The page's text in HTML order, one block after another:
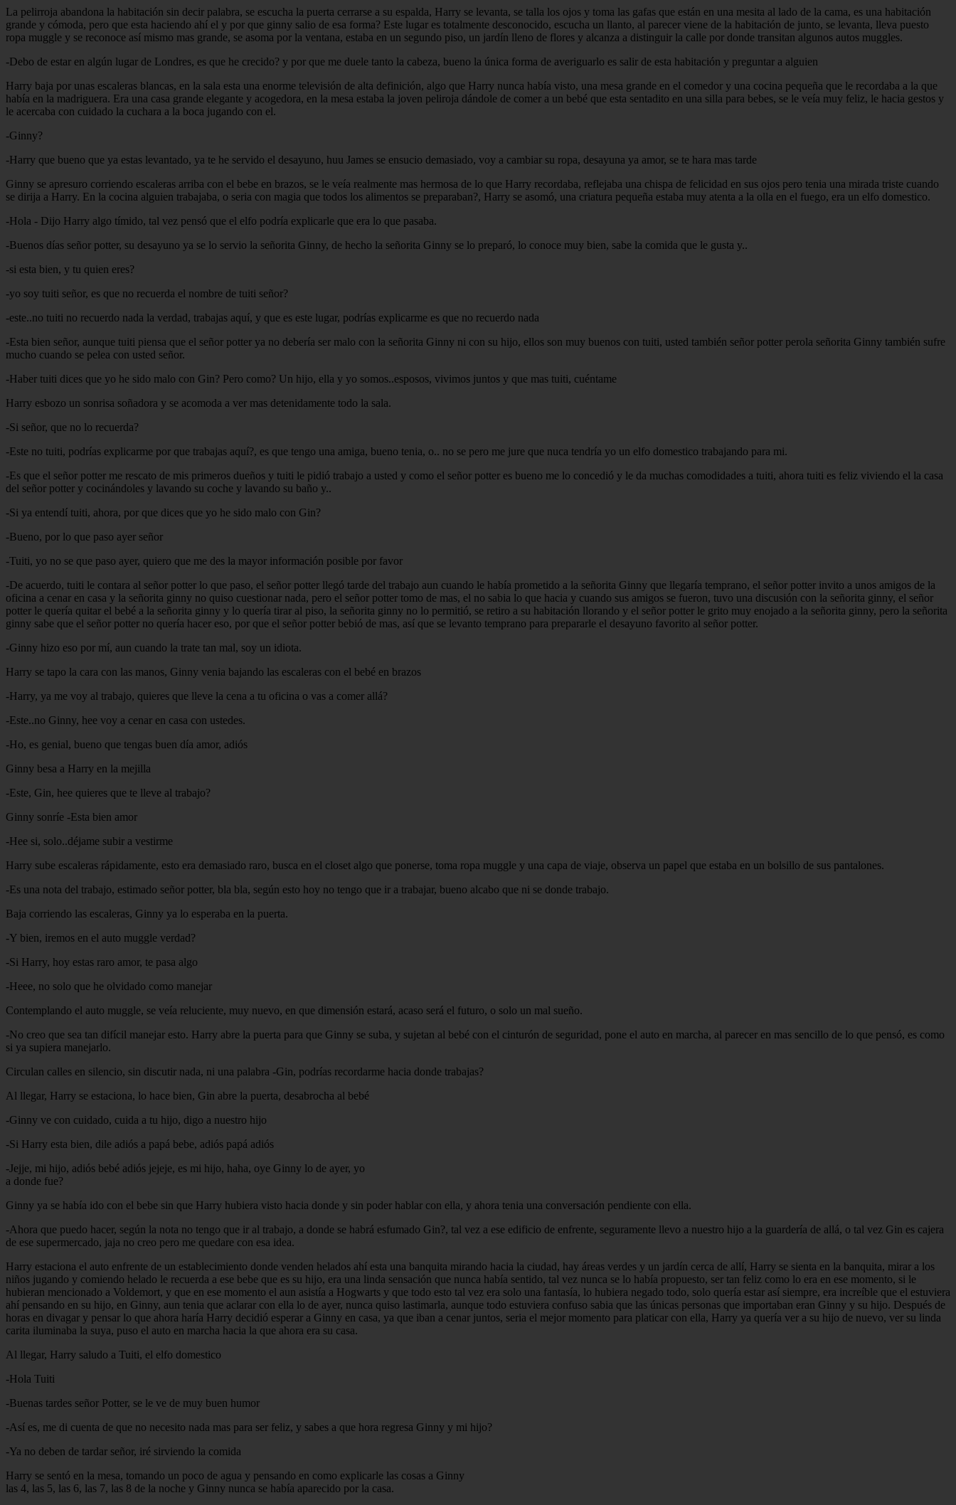
La pelirroja abandona la habitación sin decir palabra, se escucha la puerta cerrarse a su espalda, Harry se levanta, se talla los ojos y toma las gafas que están en una mesita al lado de la cama, es una habitación
grande y cómoda, pero que esta haciendo ahí el y por que ginny salio de esa forma? Este lugar es totalmente desconocido, escucha un llanto, al parecer viene de la habitación de junto, se levanta, lleva puesto
ropa muggle y se reconoce así mismo mas grande, se asoma por la ventana, estaba en un segundo piso, un jardín lleno de flores y alcanza a distinguir la calle por donde transitan algunos autos muggles.
-Debo de estar en algún lugar de Londres, es que he crecido? y por que me duele tanto la cabeza, bueno la única forma de averiguarlo es salir de esta habitación y preguntar a alguien
Harry baja por unas escaleras blancas, en la sala esta una enorme televisión de alta definición, algo que Harry nunca había visto, una mesa grande en el comedor y una cocina pequeña que le recordaba a la que
había en la madriguera. Era una casa grande elegante y acogedora, en la mesa estaba la joven peliroja dándole de comer a un bebé que esta sentadito en una silla para bebes, se le veía muy feliz, le hacia gestos y
le acercaba con cuidado la cuchara a la boca jugando con el.
-Ginny?
-Harry que bueno que ya estas levantado, ya te he servido el desayuno, huu James se ensucio demasiado, voy a cambiar su ropa, desayuna ya amor, se te hara mas tarde
Ginny se apresuro corriendo escaleras arriba con el bebe en brazos, se le veía realmente mas hermosa de lo que Harry recordaba, reflejaba una chispa de felicidad en sus ojos pero tenia una mirada triste cuando
se dirija a Harry. En la cocina alguien trabajaba, o seria con magia que todos los alimentos se preparaban?, Harry se asomó, una criatura pequeña estaba muy atenta a la olla en el fuego, era un elfo domestico.
-Hola - Dijo Harry algo tímido, tal vez pensó que el elfo podría explicarle que era lo que pasaba.
-Buenos días señor potter, su desayuno ya se lo servio la señorita Ginny, de hecho la señorita Ginny se lo preparó, lo conoce muy bien, sabe la comida que le gusta y..
-si esta bien, y tu quien eres?
-yo soy tuiti señor, es que no recuerda el nombre de tuiti señor?
-este..no tuiti no recuerdo nada la verdad, trabajas aquí, y que es este lugar, podrías explicarme es que no recuerdo nada
-Esta bien señor, aunque tuiti piensa que el señor potter ya no debería ser malo con la señorita Ginny ni con su hijo, ellos son muy buenos con tuiti, usted también señor potter perola señorita Ginny también sufre
mucho cuando se pelea con usted señor.
-Haber tuiti dices que yo he sido malo con Gin? Pero como? Un hijo, ella y yo somos..esposos, vivimos juntos y que mas tuiti, cuéntame
Harry esbozo un sonrisa soñadora y se acomoda a ver mas detenidamente todo la sala.
-Si señor, que no lo recuerda?
-Este no tuiti, podrías explicarme por que trabajas aquí?, es que tengo una amiga, bueno tenia, o.. no se pero me jure que nuca tendría yo un elfo domestico trabajando para mi.
-Es que el señor potter me rescato de mis primeros dueños y tuiti le pidió trabajo a usted y como el señor potter es bueno me lo concedió y le da muchas comodidades a tuiti, ahora tuiti es feliz viviendo el la casa
del señor potter y cocinándoles y lavando su coche y lavando su baño y..
-Si ya entendí tuiti, ahora, por que dices que yo he sido malo con Gin?
-Bueno, por lo que paso ayer señor
-Tuiti, yo no se que paso ayer, quiero que me des la mayor información posible por favor
-De acuerdo, tuiti le contara al señor potter lo que paso, el señor potter llegó tarde del trabajo aun cuando le había prometido a la señorita Ginny que llegaría temprano, el señor potter invito a unos amigos de la
oficina a cenar en casa y la señorita ginny no quiso cuestionar nada, pero el señor potter tomo de mas, el no sabia lo que hacia y cuando sus amigos se fueron, tuvo una discusión con la señorita ginny, el señor
potter le quería quitar el bebé a la señorita ginny y lo quería tirar al piso, la señorita ginny no lo permitió, se retiro a su habitación llorando y el señor potter le grito muy enojado a la señorita ginny, pero la señorita
ginny sabe que el señor potter no quería hacer eso, por que el señor potter bebió de mas, así que se levanto temprano para prepararle el desayuno favorito al señor potter.
-Ginny hizo eso por mí, aun cuando la trate tan mal, soy un idiota.
Harry se tapo la cara con las manos, Ginny venia bajando las escaleras con el bebé en brazos
-Harry, ya me voy al trabajo, quieres que lleve la cena a tu oficina o vas a comer allá?
-Este..no Ginny, hee voy a cenar en casa con ustedes.
-Ho, es genial, bueno que tengas buen día amor, adiós
Ginny besa a Harry en la mejilla
-Este, Gin, hee quieres que te lleve al trabajo?
Ginny sonríe -Esta bien amor
-Hee si, solo..déjame subir a vestirme
Harry sube escaleras rápidamente, esto era demasiado raro, busca en el closet algo que ponerse, toma ropa muggle y una capa de viaje, observa un papel que estaba en un bolsillo de sus pantalones.
-Es una nota del trabajo, estimado señor potter, bla bla, según esto hoy no tengo que ir a trabajar, bueno alcabo que ni se donde trabajo.
Baja corriendo las escaleras, Ginny ya lo esperaba en la puerta.
-Y bien, iremos en el auto muggle verdad?
-Si Harry, hoy estas raro amor, te pasa algo
-Heee, no solo que he olvidado como manejar
Contemplando el auto muggle, se veía reluciente, muy nuevo, en que dimensión estará, acaso será el futuro, o solo un mal sueño.
-No creo que sea tan difícil manejar esto. Harry abre la puerta para que Ginny se suba, y sujetan al bebé con el cinturón de seguridad, pone el auto en marcha, al parecer en mas sencillo de lo que pensó, es como
si ya supiera manejarlo.
Circulan calles en silencio, sin discutir nada, ni una palabra -Gin, podrías recordarme hacia donde trabajas?
Al llegar, Harry se estaciona, lo hace bien, Gin abre la puerta, desabrocha al bebé
-Ginny ve con cuidado, cuida a tu hijo, digo a nuestro hijo
-Si Harry esta bien, dile adiós a papá bebe, adiós papá adiós
-Jejje, mi hijo, adiós bebé adiós jejeje, es mi hijo, haha, oye Ginny lo de ayer, yo
a donde fue?
Ginny ya se había ido con el bebe sin que Harry hubiera visto hacia donde y sin poder hablar con ella, y ahora tenia una conversación pendiente con ella.
-Ahora que puedo hacer, según la nota no tengo que ir al trabajo, a donde se habrá esfumado Gin?, tal vez a ese edificio de enfrente, seguramente llevo a nuestro hijo a la guardería de allá, o tal vez Gin es cajera
de ese supermercado, jaja no creo pero me quedare con esa idea.
Harry estaciona el auto enfrente de un establecimiento donde venden helados ahí esta una banquita mirando hacia la ciudad, hay áreas verdes y un jardín cerca de allí, Harry se sienta en la banquita, mirar a los
niños jugando y comiendo helado le recuerda a ese bebe que es su hijo, era una linda sensación que nunca había sentido, tal vez nunca se lo había propuesto, ser tan feliz como lo era en ese momento, si le
hubieran mencionado a Voldemort, y que en ese momento el aun asistía a Hogwarts y que todo esto tal vez era solo una fantasía, lo hubiera negado todo, solo quería estar así siempre, era increíble que el estuviera
ahí pensando en su hijo, en Ginny, aun tenia que aclarar con ella lo de ayer, nunca quiso lastimarla, aunque todo estuviera confuso sabia que las únicas personas que importaban eran Ginny y su hijo. Después de
horas en divagar y pensar lo que ahora haría Harry decidió esperar a Ginny en casa, ya que iban a cenar juntos, seria el mejor momento para platicar con ella, Harry ya quería ver a su hijo de nuevo, ver su linda
carita iluminaba la suya, puso el auto en marcha hacia la que ahora era su casa.
Al llegar, Harry saludo a Tuiti, el elfo domestico
-Hola Tuiti
-Buenas tardes señor Potter, se le ve de muy buen humor
-Así es, me di cuenta de que no necesito nada mas para ser feliz, y sabes a que hora regresa Ginny y mi hijo?
-Ya no deben de tardar señor, iré sirviendo la comida
Harry se sentó en la mesa, tomando un poco de agua y pensando en como explicarle las cosas a Ginny
las 4, las 5, las 6, las 7, las 8 de la noche y Ginny nunca se había aparecido por la casa.